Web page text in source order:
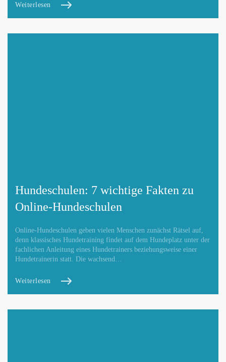
Weiterlesen
Hundeschulen: 7 wichtige Fakten zu
Online-Hundeschulen
Online-Hundeschulen geben vielen Menschen zunächst Rätsel auf,
denn klassisches Hundetraining findet auf dem Hundeplatz unter der
fachlichen Anleitung eines Hundetrainers beziehungsweise einer
Hundetrainerin statt. Die wachsend…
Weiterlesen